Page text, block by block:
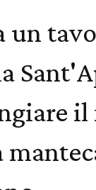
un